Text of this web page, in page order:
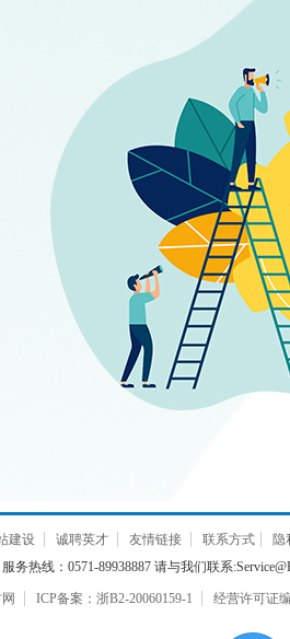
建设 诚聘英才 友情链接 联系方式 隐
务热线：0571-89938887 请与我们联系
ICP备案：浙B2-20060159-1 经营许可证